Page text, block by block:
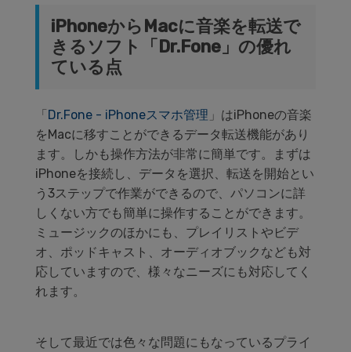
iPhoneからMacに音楽を転送で
きるソフト「Dr.Fone」の優れ
ている点
「Dr.Fone - iPhoneスマホ管理 」はiPhoneの音楽
をMacに移すことができるデータ転送機能があり
ます。しかも操作方法が非常に簡単です。まずは
iPhoneを接続し、データを選択、転送を開始とい
う3ステップで作業ができるので、パソコンに詳
しくない方でも簡単に操作することができます。
ミュージックのほかにも、プレイリストやビデ
オ、ポッドキャスト、オーディオブックなども対
応していますので、様々なニーズにも対応してく
れます。
そして最近では色々な問題にもなっているプライ